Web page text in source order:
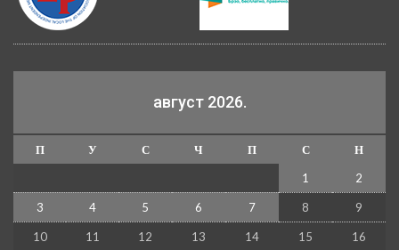
август 2026.
П У С Ч П С
Н
1
2
3 4 5 6 7 8 9
10 11 12 13 14 15 16